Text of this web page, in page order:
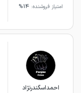
امتیاز فروشنده:14%
احمداسگندرنژاد